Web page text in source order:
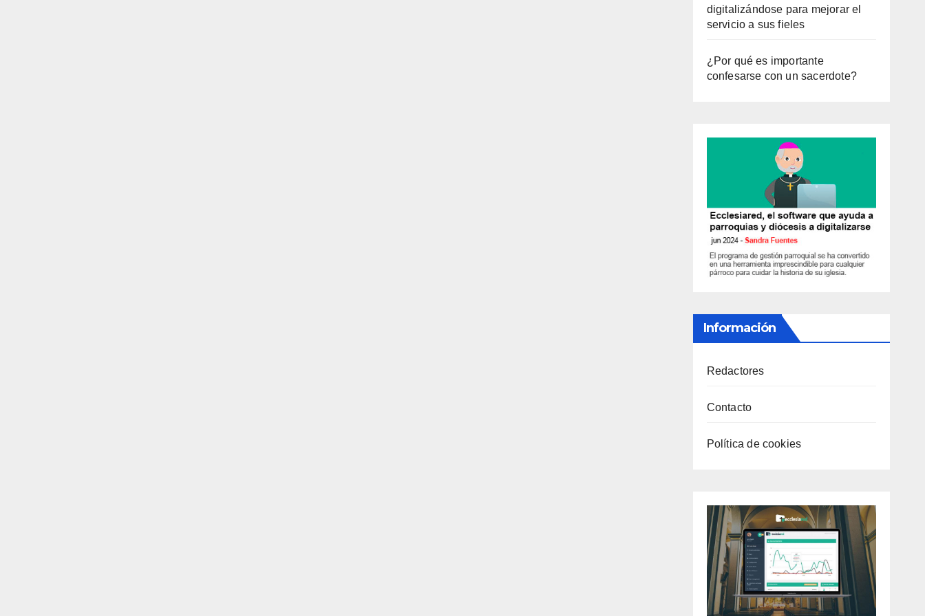
digitalizándose para mejorar el
servicio a sus fieles
¿Por qué es importante
confesarse con un sacerdote?
Información
Redactores
Contacto
Política de cookies